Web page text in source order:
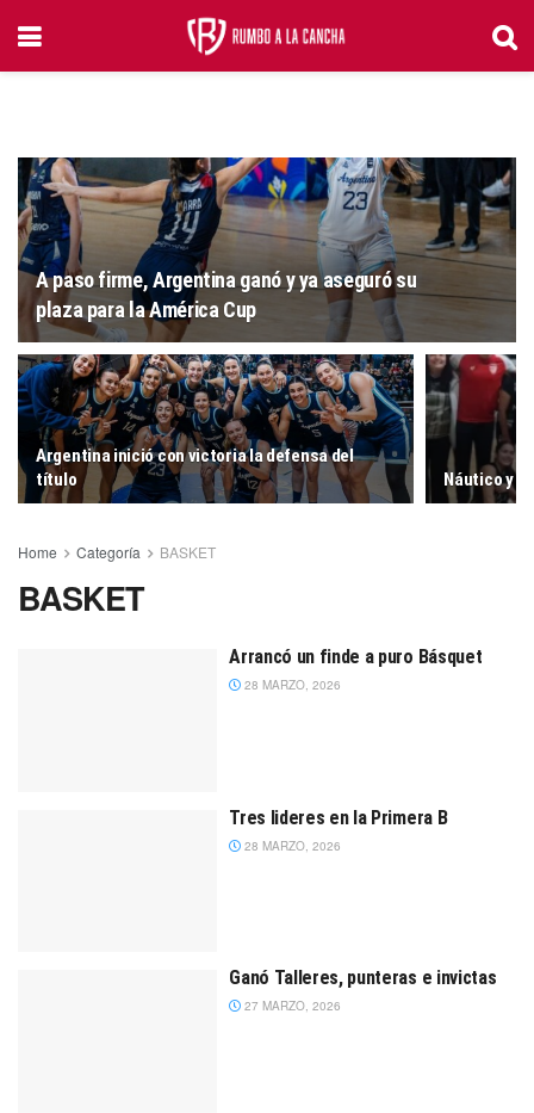
A paso firme, Argentina ganó y ya aseguró su
plaza para la América Cup
Argentina inició con victoria la defensa del
título
Náutico y
Home Categoría BASKET
BASKET
Arrancó un finde a puro Básquet
28 MARZO, 2026
Tres lideres en la Primera B
28 MARZO, 2026
Ganó Talleres, punteras e invictas
27 MARZO, 2026